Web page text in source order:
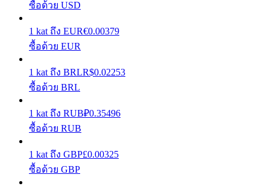
รับรางวัลการแข่งขันทุกวัน
การปักหลัก
ผลตอบแทนสูงและเข้าถึงได้ทันที
ซื้อด้วย USD
1 kat ถึง EUR€0.00379
ซื้อด้วย EUR
1 kat ถึง BRLR$0.02253
ซื้อด้วย BRL
1 kat ถึง RUB₽0.35496
ซื้อด้วย RUB
1 kat ถึง GBP£0.00325
ซื้อด้วย GBP